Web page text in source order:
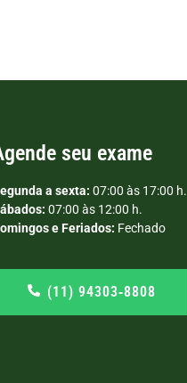
seu exame
a sexta: 07:00 às 17:00 h.
07:00 às 12:00 h.
e Feriados: Fechado
(11) 94303‑8808